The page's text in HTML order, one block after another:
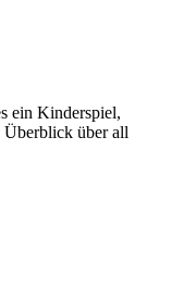
ein Kinderspiel,
Überblick über all